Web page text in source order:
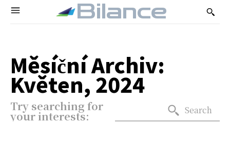
Bilance
Měsíční Archiv:
Květen, 2024
Try searching for
your interests: Search